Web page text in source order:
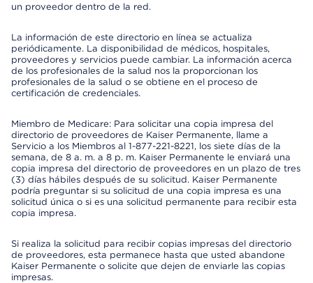
un proveedor dentro de la red.
La información de este directorio en línea se actualiza
periódicamente. La disponibilidad de médicos, hospitales,
proveedores y servicios puede cambiar. La información acerca
de los profesionales de la salud nos la proporcionan los
profesionales de la salud o se obtiene en el proceso de
certificación de credenciales.
Miembro de Medicare: Para solicitar una copia impresa del
directorio de proveedores de Kaiser Permanente, llame a
Servicio a los Miembros al 1-877-221-8221, los siete días de la
semana, de 8 a. m. a 8 p. m. Kaiser Permanente le enviará una
copia impresa del directorio de proveedores en un plazo de tres
(3) días hábiles después de su solicitud. Kaiser Permanente
podría preguntar si su solicitud de una copia impresa es una
solicitud única o si es una solicitud permanente para recibir esta
copia impresa.
Si realiza la solicitud para recibir copias impresas del directorio
de proveedores, esta permanece hasta que usted abandone
Kaiser Permanente o solicite que dejen de enviarle las copias
impresas.